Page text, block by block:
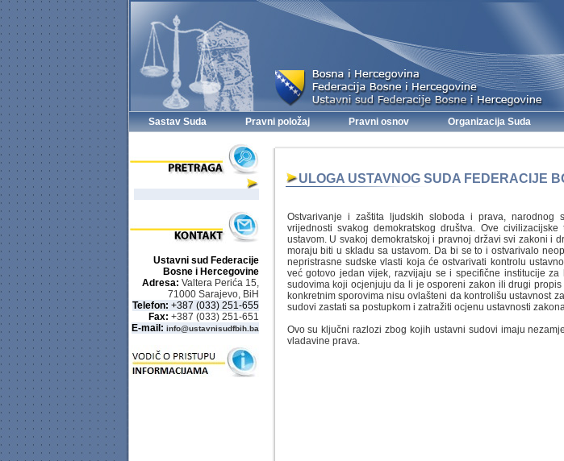
Sastav Suda Pravni položaj Pravni osnov Organizacija Suda
Ustavni sud Federacije
Bosne i Hercegovine
Adresa: Valtera Perića 15,
71000 Sarajevo, BiH
Telefon: +387 (033) 251-655
Fax: +387 (033) 251-651
E-mail: info@ustavnisudfbih.ba
ULOGA USTAVNOG SUDA FEDERACIJE
Ostvarivanje i zaštita ljudskih sloboda i prava, narodnog
vrijednosti svakog demokratskog društva. Ove
ustavom. U svakoj demokratskoj i pravnoj državi svi zakoni i
moraju biti u skladu sa ustavom. Da bi se to i ostvarivalo
nepristrasne sudske vlasti koja će ostvarivati kontrolu
već gotovo jedan vijek, razvijaju se i specifične institucije
sudovima koji ocjenjuju da li je osporeni zakon ili drugi
konkretnim sporovima nisu ovlašteni da kontrolišu ustavnost
sudovi zastati sa postupkom i zatražiti ocjenu ustavnosti
Ovo su ključni razlozi zbog kojih ustavni sudovi imaju
vladavine prava.